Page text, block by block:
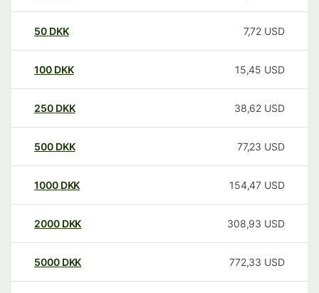
50 DKK 7,72 USD
100 DKK 15,45 USD
250 DKK 38,62 USD
500 DKK 77,23 USD
1000 DKK 154,47 USD
2000 DKK 308,93 USD
5000 DKK 772,33 USD